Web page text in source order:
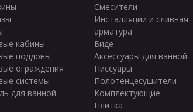
кабины
поддоны
ограждения
системы
для ванной
Смесители
Инсталляции и сливная
арматура
Биде
Аксессуары для ванной
Писсуары
Полотенцесушители
Комплектующие
Плитка